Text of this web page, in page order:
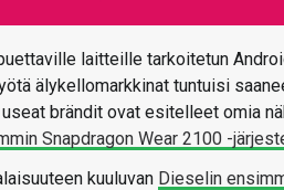
laitteille tarkoitetun
älykellomarkkinat tuntuisi
brändit ovat esitelleet omia
Snapdragon Wear 2100 -
kuuluvan Dieselin